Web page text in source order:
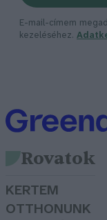
E-mail-címem
kezeléséhez.
Rovatok
KERTEM
OTTHONUNK